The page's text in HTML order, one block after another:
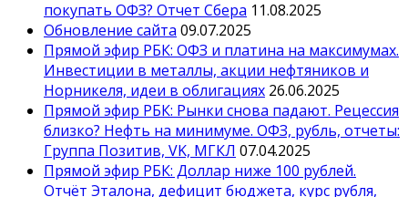
покупать ОФЗ? Отчет Сбера 11.08.2025
Обновление сайта 09.07.2025
Прямой эфир РБК: ОФЗ и платина на максимумах.
Инвестиции в металлы, акции нефтяников и
Норникеля, идеи в облигациях 26.06.2025
Прямой эфир РБК: Рынки снова падают. Рецессия
близко? Нефть на минимуме. ОФЗ, рубль, отчеты:
Группа Позитив, VK, МГКЛ 07.04.2025
Прямой эфир РБК: Доллар ниже 100 рублей.
Отчёт Эталона, дефицит бюджета, курс рубля,